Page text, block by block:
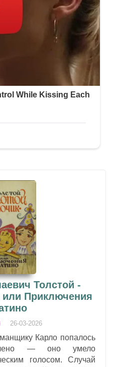
Толстой -
Приключения
26-03-2026
Карло попалось
— оно умело
голосом. Случай